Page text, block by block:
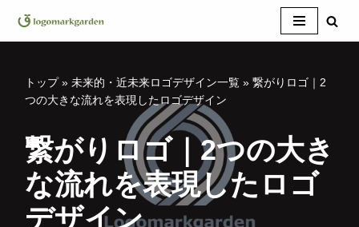
コ
トップ» 未来的・近未来ロゴデザイン一覧 » 繋がりロゴ｜2
つの大きな流れを表現したロゴデザイン
繋がりロゴ｜2つの大き
な流れを表現したロゴ
デザイン